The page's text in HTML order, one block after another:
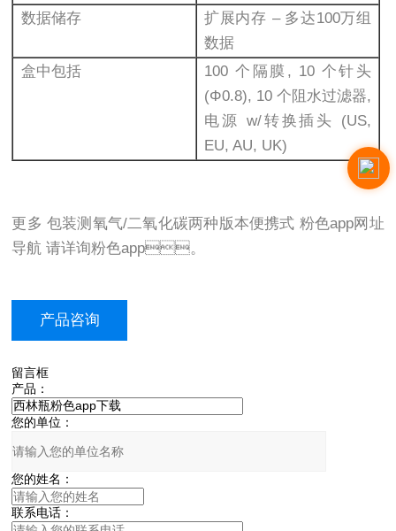
数据储存
扩展内存 – 多达100万组
数据
盒中包括
100 个隔膜, 10 个针头
(Φ0.8), 10 个阻水过滤器,
电源 w/转换插头 (US,
EU, AU, UK)
更多 包装测氧气/二氧化碳两种版本便携式 粉色app网址
导航 请详询粉色app。
产品咨询
留言框
产品：
您的单位：
您的姓名：
联系电话：